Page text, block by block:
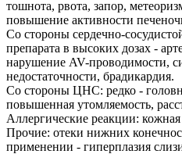
тошнота, рвота, запор,
повышение активности
Со стороны сердечно-
препарата в высоких дозах -
нарушение AV-проводимости,
недостаточности, брадикардия.
Со стороны ЦНС: редко -
повышенная утомляемость,
Аллергические реакции: кожная
Прочие: отеки нижних
применении - гиперплазия